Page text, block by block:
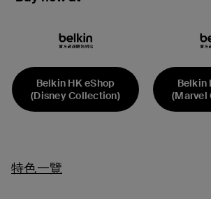
Belkin HK eShop
(Disney Collection)
Belkin
(Marvel
特色一覽